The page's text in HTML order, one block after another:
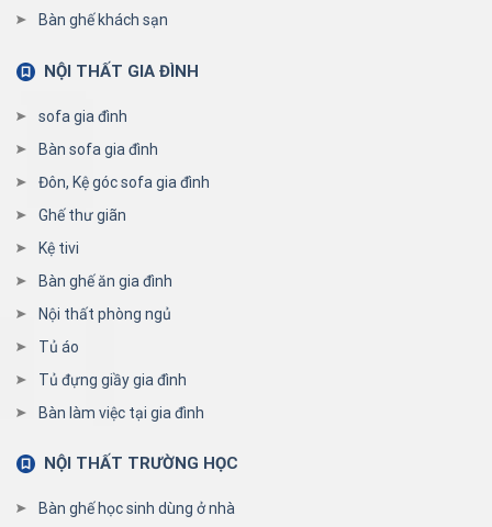
Bàn ghế khách sạn
NỘI THẤT GIA ĐÌNH
sofa gia đình
Bàn sofa gia đình
Đôn, Kệ góc sofa gia đình
Ghế thư giãn
Kệ tivi
Bàn ghế ăn gia đình
Nội thất phòng ngủ
Tủ áo
Tủ đựng giầy gia đình
Bàn làm việc tại gia đình
NỘI THẤT TRƯỜNG HỌC
Bàn ghế học sinh dùng ở nhà